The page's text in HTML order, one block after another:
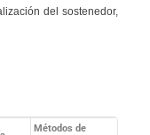
del sostenedor,
Métodos de